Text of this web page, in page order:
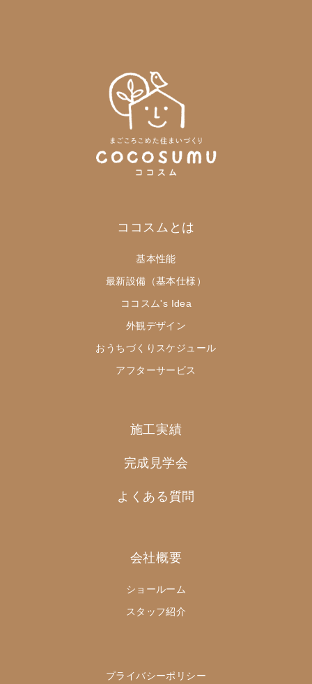
ココスムとは
基本性能
最新設備（基本仕様）
ココスム's Idea
外観デザイン
おうちづくりスケジュール
アフターサービス
施工実績
完成見学会
よくある質問
会社概要
ショールーム
スタッフ紹介
プライバシーポリシー